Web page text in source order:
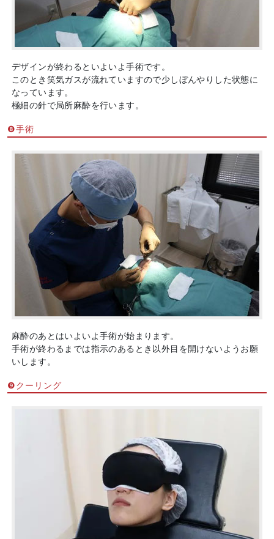
デザインが終わるといよいよ手術です。
このとき笑気ガスが流れていますので少しぼんやりした状態に
なっています。
極細の針で局所麻酔を行います。
❽手術
麻酔のあとはいよいよ手術が始まります。
手術が終わるまでは指示のあるとき以外目を開けないようお願
いします。
❾クーリング